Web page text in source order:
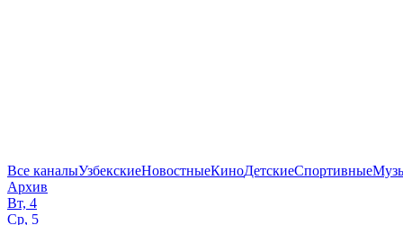
Все каналыУзбекскиеНовостныеКиноДетскиеСпортивные
Архив
Вт, 4
Ср, 5